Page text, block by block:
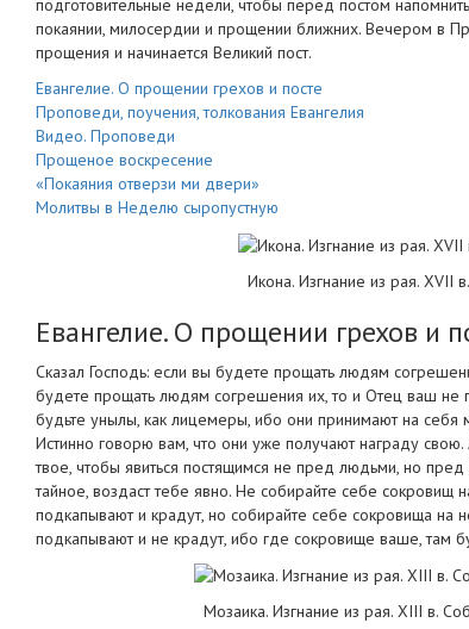
подготовительные недели, чтобы перед постом
покаянии, милосердии и прощении ближних. Вечером в
прощения и начинается Великий пост.
Евангелие. О прощении грехов и посте
Проповеди, поучения, толкования Евангелия
Видео. Проповеди
Прощеное воскресение
«Покаяния отверзи ми двери»
Молитвы в Неделю сыропустную
Икона. Изгнание из рая. XVII
Евангелие. О прощении грехов и
Сказал Господь: если вы будете прощать людям
будете прощать людям согрешения их, то и Отец ваш не
будьте унылы, как лицемеры, ибо они принимают на себя
Истинно говорю вам, что они уже получают награду
твое, чтобы явиться постящимся не пред людьми, но
тайное, воздаст тебе явно. Не собирайте себе
подкапывают и крадут, но собирайте себе сокровища
подкапывают и не крадут, ибо где сокровище ваше, там
Мозаика. Изгнание из рая. XIII в.